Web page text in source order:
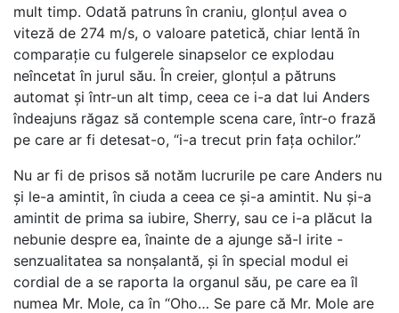
mult timp. Odată patruns în craniu, glonțul avea o
viteză de 274 m/s, o valoare patetică, chiar lentă în
comparație cu fulgerele sinapselor ce explodau
neîncetat în jurul său. În creier, glonțul a pătruns
automat și într-un alt timp, ceea ce i-a dat lui Anders
îndeajuns răgaz să contemple scena care, într-o frază
pe care ar fi detesat-o, “i-a trecut prin fața ochilor.”
Nu ar fi de prisos să notăm lucrurile pe care Anders nu
și le-a amintit, în ciuda a ceea ce și-a amintit. Nu și-a
amintit de prima sa iubire, Sherry, sau ce i-a plăcut la
nebunie despre ea, înainte de a ajunge să-l irite -
senzualitatea sa nonșalantă, și în special modul ei
cordial de a se raporta la organul său, pe care ea îl
numea Mr. Mole, ca în “Oho… Se pare că Mr. Mole are